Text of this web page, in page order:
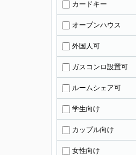
カードキー
オープンハウス
外国人可
ガスコンロ設置可
ルームシェア可
学生向け
カップル向け
女性向け